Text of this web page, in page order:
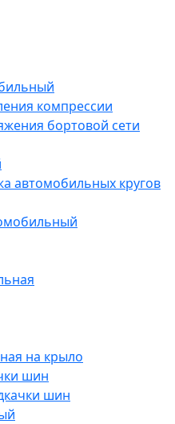
компрессии
бортовой сети
автомобильных кругов
на крыло
шин
шин